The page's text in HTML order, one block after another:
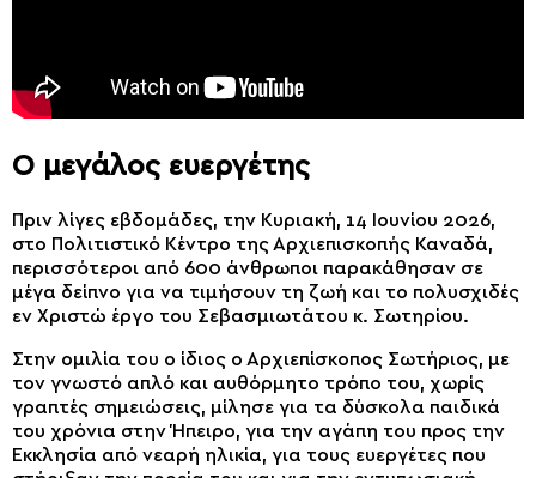
Ο μεγάλος ευεργέτης
Πριν λίγες εβδομάδες, την Κυριακή, 14 Ιουνίου 2026,
στο Πολιτιστικό Κέντρο της Αρχιεπισκοπής Καναδά,
περισσότεροι από 600 άνθρωποι παρακάθησαν σε
μέγα δείπνο για να τιμήσουν τη ζωή και το πολυσχιδές
εν Χριστώ έργο του Σεβασμιωτάτου κ. Σωτηρίου.
Στην ομιλία του ο ίδιος ο Αρχιεπίσκοπος Σωτήριος, με
τον γνωστό απλό και αυθόρμητο τρόπο του, χωρίς
γραπτές σημειώσεις, μίλησε για τα δύσκολα παιδικά
του χρόνια στην Ήπειρο, για την αγάπη του προς την
Εκκλησία από νεαρή ηλικία, για τους ευεργέτες που